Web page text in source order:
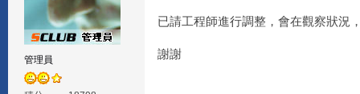
管理員
已請工程師進行調整，會在觀察狀況
謝謝